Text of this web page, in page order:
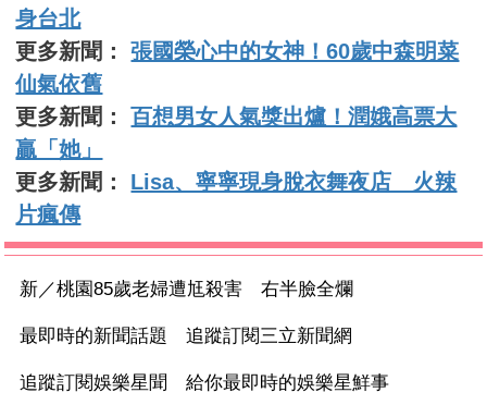
身台北
更多新聞：張國榮心中的女神！60歲中森明菜
仙氣依舊
更多新聞：百想男女人氣獎出爐！潤娥高票大
贏「她」
更多新聞： Lisa、寧寧現身脫衣舞夜店 火辣
片瘋傳
新／桃園85歲老婦遭尪殺害 右半臉全爛
最即時的新聞話題 追蹤訂閱三立新聞網
追蹤訂閱娛樂星聞 給你最即時的娛樂星鮮事